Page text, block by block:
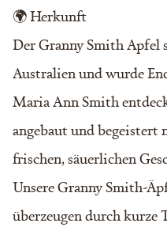
🌍 Herkunft
Der Granny Smith Apfel
Australien und wurde
Maria Ann Smith
angebaut und begeistert
frischen, säuerlichen
Unsere Granny Smith-
überzeugen durch kurze